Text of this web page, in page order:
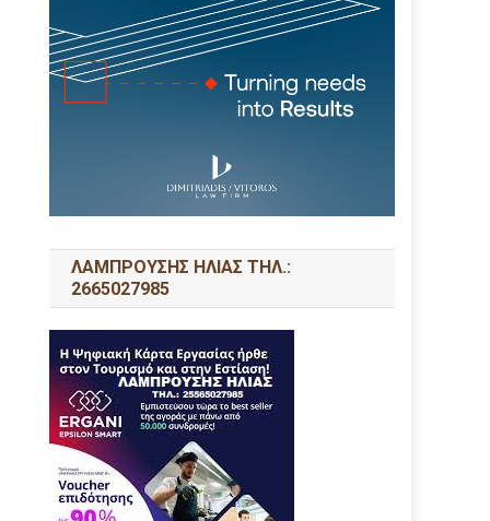
ΛΑΜΠΡΟΥΣΗΣ ΗΛΙΑΣ ΤΗΛ.:
2665027985